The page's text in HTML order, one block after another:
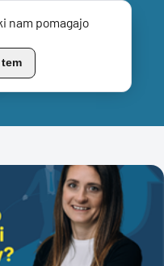
nam pomagajo